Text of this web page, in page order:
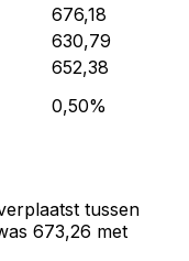
676,18
630,79
652,38
0,50%
tussen
673,26 met